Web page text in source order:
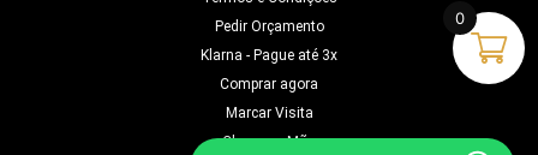
Pedir Orçamento
Klarna - Pague até 3x
Comprar agora
Marcar Visita
Chave na Mão
0